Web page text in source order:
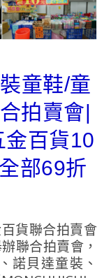
童鞋/童
拍賣會|
金百貨10
部69折
聯合拍賣會，
諾貝達童裝、